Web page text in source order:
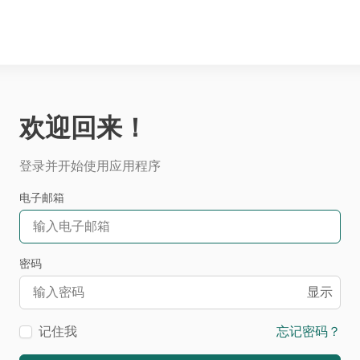
欢迎回来！
登录并开始使用应用程序
电子邮箱
密码
显示
记住我 忘记密码？